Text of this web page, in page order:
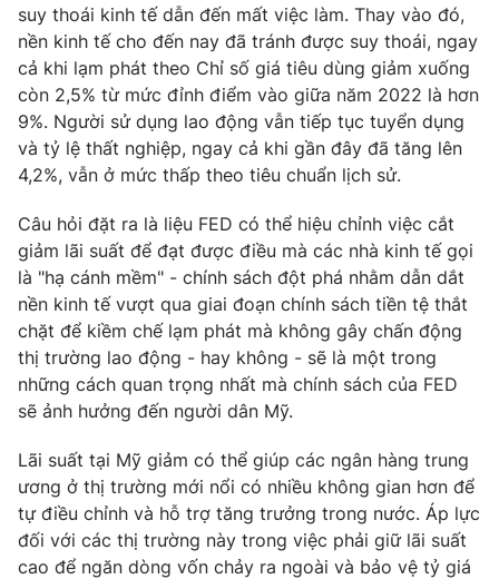
THỜI BÁO VTV
Theo dõi báo trên
Cơ quan báo chí:Thời báo VTV
Giấy phép hoạt động báo in và báo điện tử số 483/GP-BTTTT
cấp ngày 29/12/2023
Tổng Biên tập:Vũ Thanh Thủy
Phó Tổng Biên tập: Nguyễn Thị Mỹ Hạnh, Phạm Quốc Thắng,
Nguyễn Trọng Ninh
Tổng đài VTV: 024.38 355 931 - 024.38 355 932
Ðiện thoại Thời báo VTV:
024.66 897 897
Email:toasoan@vtv.vn
Liên hệ quảng cáo:024-7300.7108
suy thoái kinh tế dẫn đến mất việc làm. Thay vào đó,
nền kinh tế cho đến nay đã tránh được suy thoái, ngay
cả khi lạm phát theo Chỉ số giá tiêu dùng giảm xuống
còn 2,5% từ mức đỉnh điểm vào giữa năm 2022 là hơn
9%. Người sử dụng lao động vẫn tiếp tục tuyển dụng
và tỷ lệ thất nghiệp, ngay cả khi gần đây đã tăng lên
4,2%, vẫn ở mức thấp theo tiêu chuẩn lịch sử.
Câu hỏi đặt ra là liệu FED có thể hiệu chỉnh việc cắt
giảm lãi suất để đạt được điều mà các nhà kinh tế gọi
là "hạ cánh mềm" - chính sách đột phá nhằm dẫn dắt
nền kinh tế vượt qua giai đoạn chính sách tiền tệ thắt
chặt để kiềm chế lạm phát mà không gây chấn động
thị trường lao động - hay không - sẽ là một trong
những cách quan trọng nhất mà chính sách của FED
sẽ ảnh hưởng đến người dân Mỹ.
Lãi suất tại Mỹ giảm có thể giúp các ngân hàng trung
ương ở thị trường mới nổi có nhiều không gian hơn để
tự điều chỉnh và hỗ trợ tăng trưởng trong nước. Áp lực
đối với các thị trường này trong việc phải giữ lãi suất
cao để ngăn dòng vốn chảy ra ngoài và bảo vệ tỷ giá